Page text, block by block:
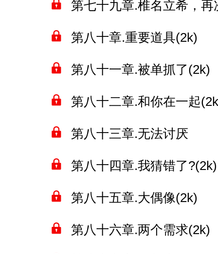
第七十九章.椎名立希，再
第八十章.重要道具(2k)
第八十一章.被单抓了(2k)
第八十二章.和你在一起
第八十三章.无法讨厌
第八十四章.我猜错了?(2k)
第八十五章.大偶像(2k)
第八十六章.两个需求(2k)